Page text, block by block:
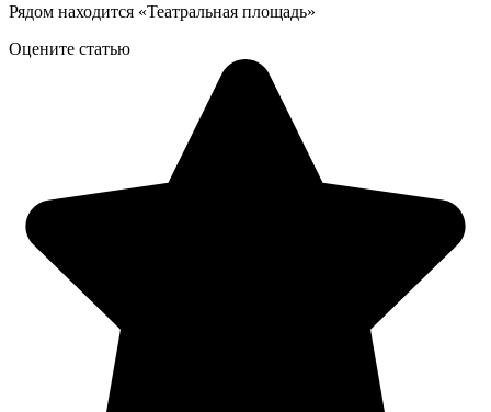
Рядом находится «Театральная площадь»
Оцените статью